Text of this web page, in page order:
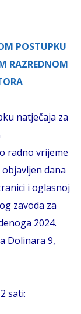
POSTUPKU
RAZREDNOM
natječaja za
radno vrijeme
objavljen dana
i oglasnoj
zavoda za
2024.
Dolinara 9,
sati: